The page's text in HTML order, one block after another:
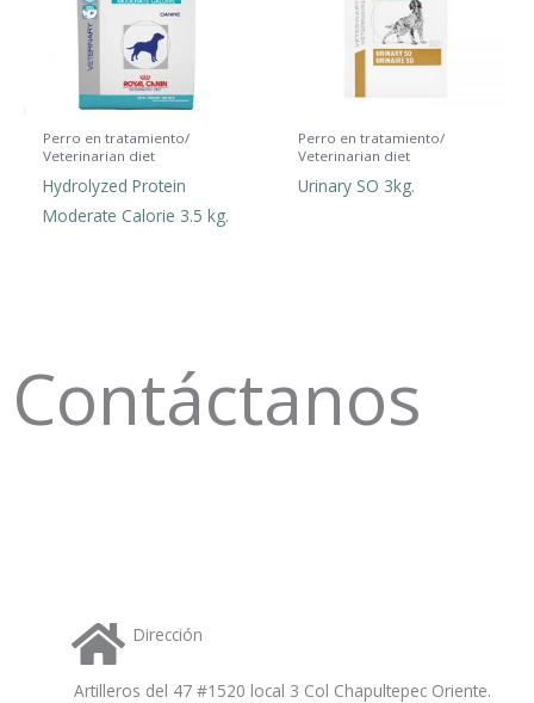
Perro en tratamiento/
Veterinarian diet
Hydrolyzed Protein
Moderate Calorie 3.5 kg.
Perro en tratamiento/
Veterinarian diet
Urinary SO 3kg.
Contáctanos
Dirección
Artilleros del 47 #1520 local 3 Col Chapultepec Oriente.